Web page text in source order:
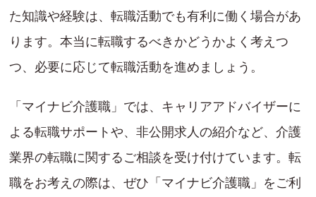
た知識や経験は、転職活動でも有利に働く場合があ
ります。本当に転職するべきかどうかよく考えつ
つ、必要に応じて転職活動を進めましょう。
「マイナビ介護職」では、キャリアアドバイザーに
よる転職サポートや、非公開求人の紹介など、介護
業界の転職に関するご相談を受け付けています。転
職をお考えの際は、ぜひ「マイナビ介護職」をご利